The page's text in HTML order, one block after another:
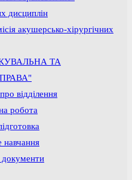
дисциплін
акушерсько-хірургічних
ТА
відділення
робота
навчання